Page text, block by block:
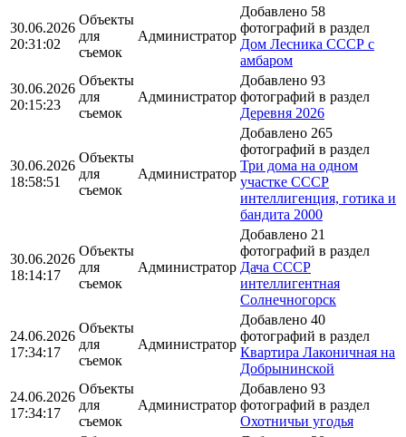
30.06.2026
20:31:02
Объекты
для
съемок
Администратор
Добавлено 58
фотографий в раздел
Дом Лесника СССР с
амбаром
30.06.2026
20:15:23
Объекты
для
съемок
Администратор
Добавлено 93
фотографий в раздел
Деревня 2026
30.06.2026
18:58:51
Объекты
для
съемок
Администратор
Добавлено 265
фотографий в раздел
Три дома на одном
участке СССР
интеллигенция, готика и
бандита 2000
30.06.2026
18:14:17
Объекты
для
съемок
Администратор
Добавлено 21
фотографий в раздел
Дача СССР
интеллигентная
Солнечногорск
24.06.2026
17:34:17
Объекты
для
съемок
Администратор
Добавлено 40
фотографий в раздел
Квартира Лаконичная на
Добрынинской
24.06.2026
17:34:17
Объекты
для
съемок
Администратор
Добавлено 93
фотографий в раздел
Охотничьи угодья